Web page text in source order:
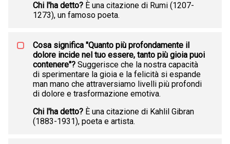
Chi l'ha detto? È una citazione di Rumi (1207-
1273), un famoso poeta.
Cosa significa "Quanto più profondamente il
dolore incide nel tuo essere, tanto più gioia puoi
contenere"? Suggerisce che la nostra capacità
di sperimentare la gioia e la felicità si espande
man mano che attraversiamo livelli più profondi
di dolore e trasformazione emotiva.
Chi l'ha detto? È una citazione di Kahlil Gibran
(1883-1931), poeta e artista.